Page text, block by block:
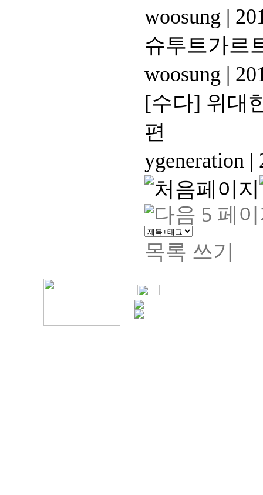
woosung |
슈투트가르
woosung |
[수다] 위대
편
ygeneration |
목록 쓰기